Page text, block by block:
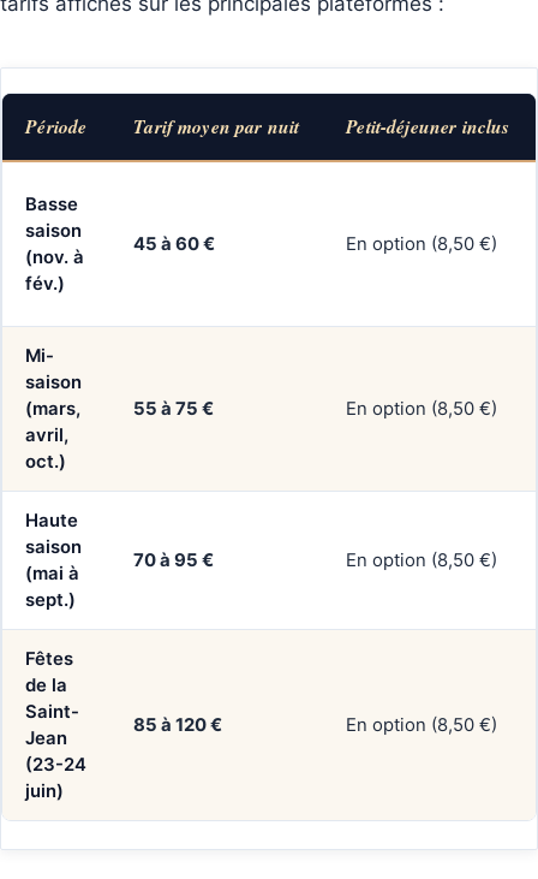
Période Tarif moyen par nuit Petit-déjeuner inclus
Basse
saison
(nov. à
fév.)
45 à 60 € En option (8,50 €)
Mi-
saison
(mars,
avril,
oct.)
55 à 75 € En option (8,50 €)
Haute
saison
(mai à
sept.)
70 à 95 € En option (8,50 €)
Fêtes
de la
Saint-
Jean
(23-24
juin)
85 à 120 € En option (8,50 €)